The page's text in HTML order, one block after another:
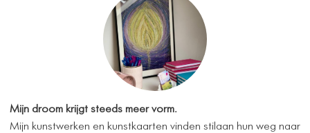
Mijn droom krijgt steeds meer vorm.
Mijn kunstwerken en kunstkaarten vinden stilaan hun weg naar